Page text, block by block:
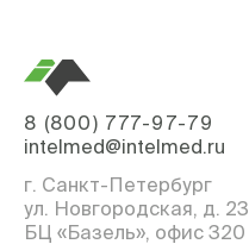
8 (800) 777-97-79
intelmed@intelmed.ru
г. Санкт-Петербург
ул. Новгородская, д. 23
БЦ «Базель», офис 320